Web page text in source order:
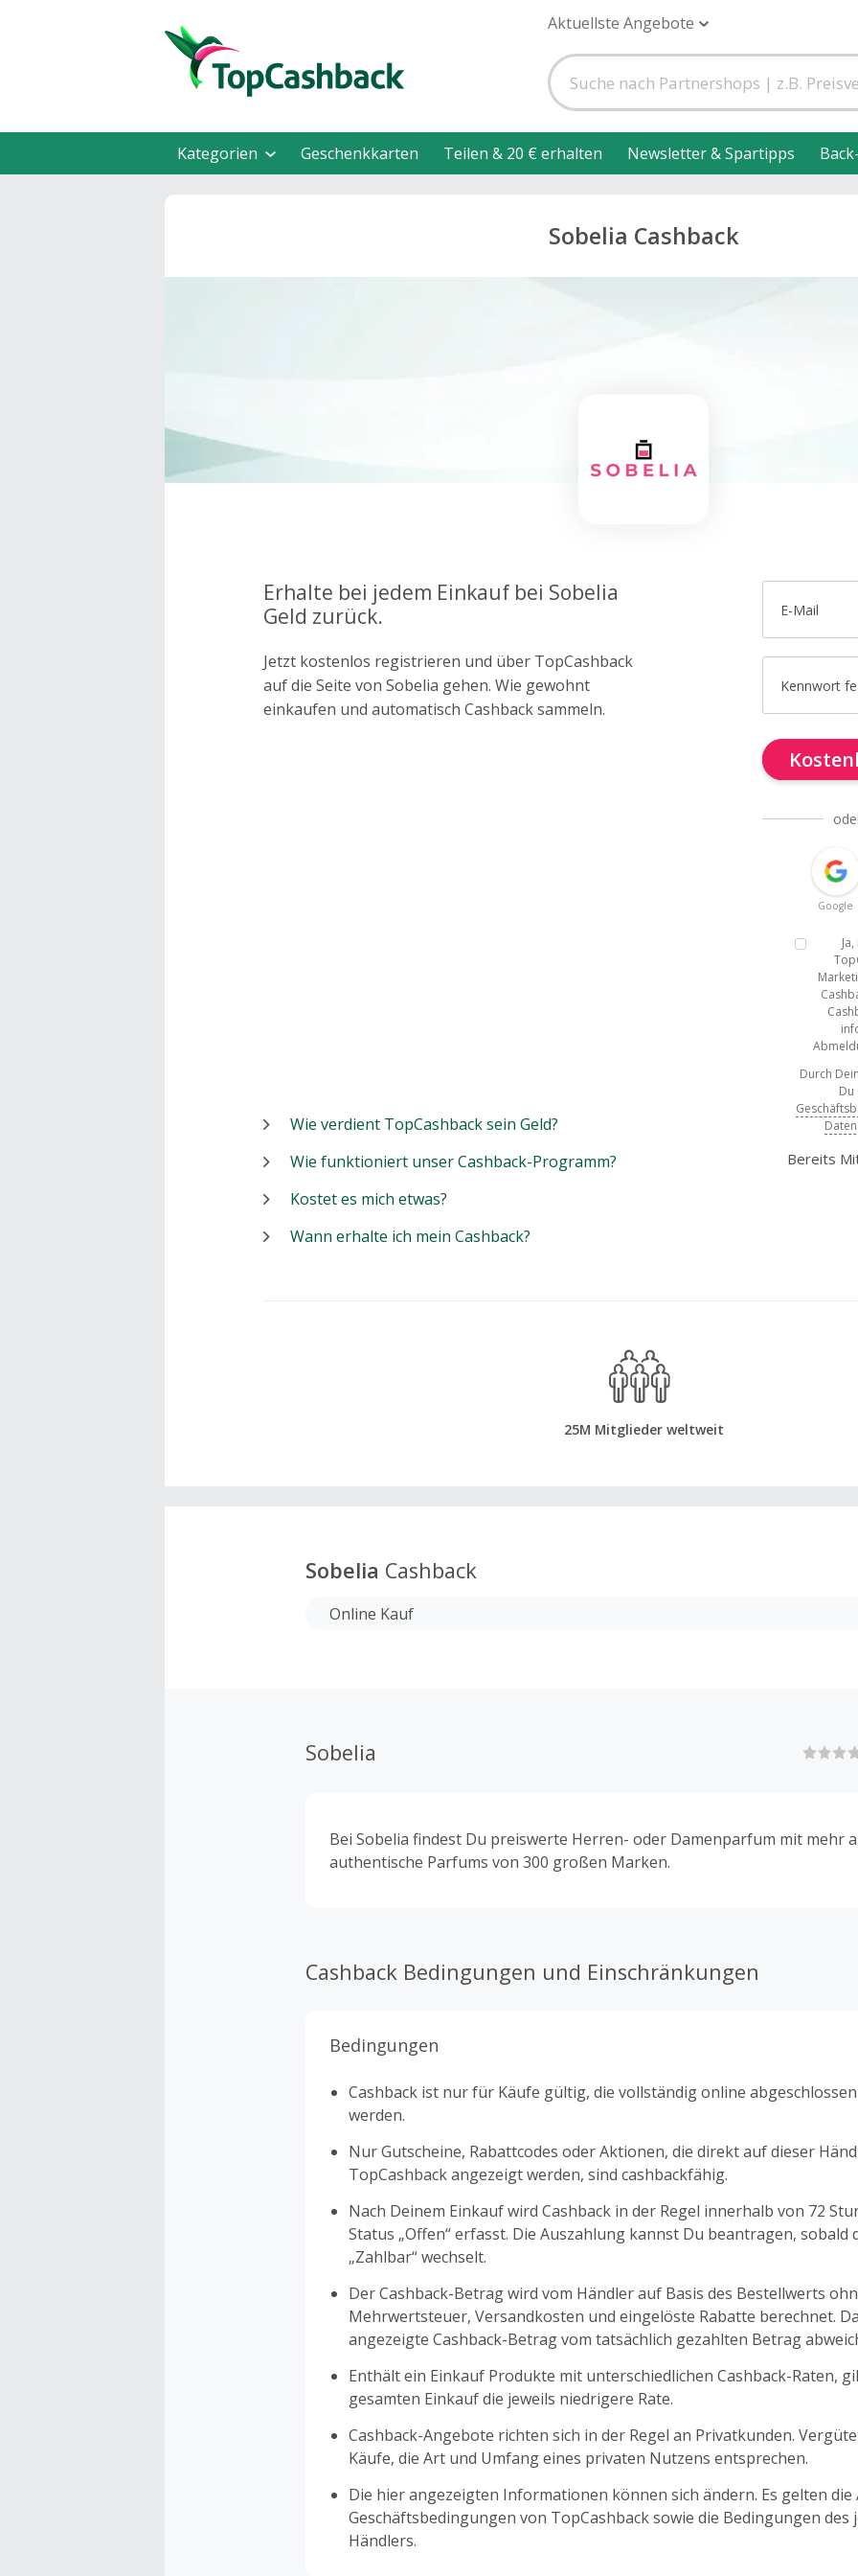
Aktuellste Angebote
Kategorien Geschenkkarten Teilen & 20 € erhalten Newsletter & Spartipps
Sobelia Cashback
Erhalte bei jedem Einkauf bei Sobelia
Geld zurück.
Jetzt kostenlos registrieren und über TopCashback
auf die Seite von Sobelia gehen. Wie gewohnt
einkaufen und automatisch Cashback sammeln.
E-Mail
Kennwort
Google
Durch
Bereits
Wie verdient TopCashback sein Geld?
Wie funktioniert unser Cashback-Programm?
Kostet es mich etwas?
Wann erhalte ich mein Cashback?
25M Mitglieder weltweit
Sobelia Cashback
Online Kauf
Sobelia
Bei Sobelia findest Du preiswerte Herren- oder Damenparfum mit mehr
authentische Parfums von 300 großen Marken.
Cashback Bedingungen und Einschränkungen
Bedingungen
Cashback ist nur für Käufe gültig, die vollständig online
werden.
Nur Gutscheine, Rabattcodes oder Aktionen, die direkt auf dieser
TopCashback angezeigt werden, sind cashbackfähig.
Nach Deinem Einkauf wird Cashback in der Regel innerhalb von 72
Status „Offen“ erfasst. Die Auszahlung kannst Du beantragen, sobald
„Zahlbar“ wechselt.
Der Cashback-Betrag wird vom Händler auf Basis des Bestellwerts
Mehrwertsteuer, Versandkosten und eingelöste Rabatte berechnet.
angezeigte Cashback-Betrag vom tatsächlich gezahlten Betrag
Enthält ein Einkauf Produkte mit unterschiedlichen Cashback-Raten,
gesamten Einkauf die jeweils niedrigere Rate.
Cashback-Angebote richten sich in der Regel an Privatkunden.
Käufe, die Art und Umfang eines privaten Nutzens entsprechen.
Die hier angezeigten Informationen können sich ändern. Es gelten die
Geschäftsbedingungen von TopCashback sowie die Bedingungen des
Händlers.